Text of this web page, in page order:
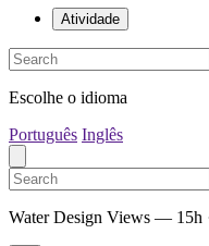
Atividade
Escolhe o idioma
Português Inglês
Water Design Views — 15h